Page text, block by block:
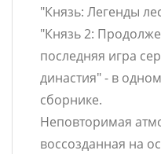
"Князь: Легенды
"Князь 2:
последняя игра
династия" - в
сборнике.
Неповторимая
воссозданная на